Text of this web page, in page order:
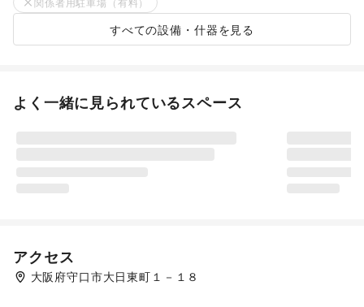
すべての設備・什器を見る
よく一緒に見られているスペース
アクセス
大阪府守口市大日東町１－１８